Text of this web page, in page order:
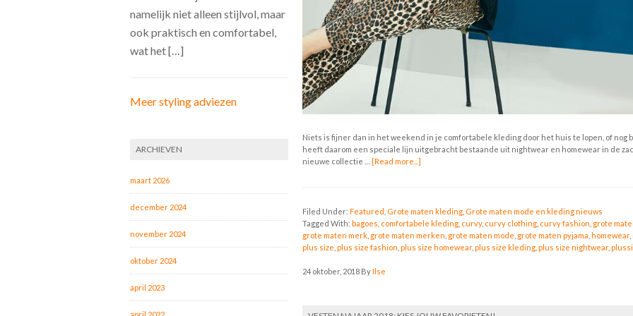
Niets is fijner dan in het weekend in je comfortabele kleding door het huis te lopen, of nog
heeft daarom een speciale lijn uitgebracht bestaande uit nightwear en homewear in de
nieuwe collectie … [Read more...]
Filed Under: Featured Grote maten kleding Grote maten mode en kleding nieuws
Tagged With: bagoes comfortabele kleding curvy, curvy clothing curvy fashion grote
grote maten merk grote maten merken grote maten mode grote maten pyjama homewear,
plus size plus size fashion plus size homewear, plus size kleding plus size nightwear,
24 oktober, 2018 ByIlse
namelijk niet alleen stijlvol, maar
ook praktisch en comfortabel,
wat het […]
Meer styling adviezen
ARCHIEVEN
maart 2026
december 2024
november 2024
oktober 2024
april 2023